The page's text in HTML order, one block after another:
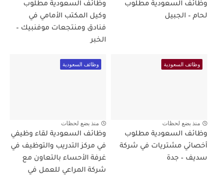
وظائف السعودية مطلوب
لحام – الجبيل
وظائف السعودية مطلوب
وكيل المكتب الأمامي في
فنادق ومنتجعات موفنبيك –
الخبر
وظائف السعودية
منذ بضع لحظات
وظائف السعودية مطلوب
أخصائي مشتريات في شركة
سديف – جدة
وظائف السعودية
منذ بضع لحظات
وظائف السعودية لقاء وظيفي
في مركز التدريب والتوظيف في
غرفة الأحساء بالتعاون مع
شركة المراعي للعمل في